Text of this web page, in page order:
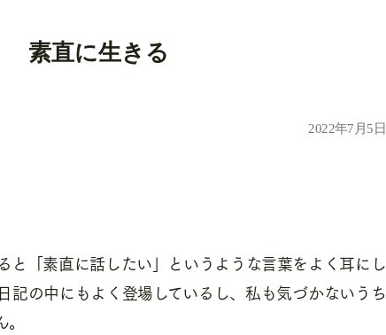
素直に生きる
2022年7月5日
と「素直に話したい」というような言葉をよく耳にし
記の中にもよく登場しているし、私も気づかないうち